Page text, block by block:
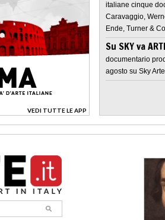
VEDI TUTTE LE APP
>
italiane cinque
Caravaggio,
Ende, Turner &
Su SKY va
documentario
agosto su Sky Arte